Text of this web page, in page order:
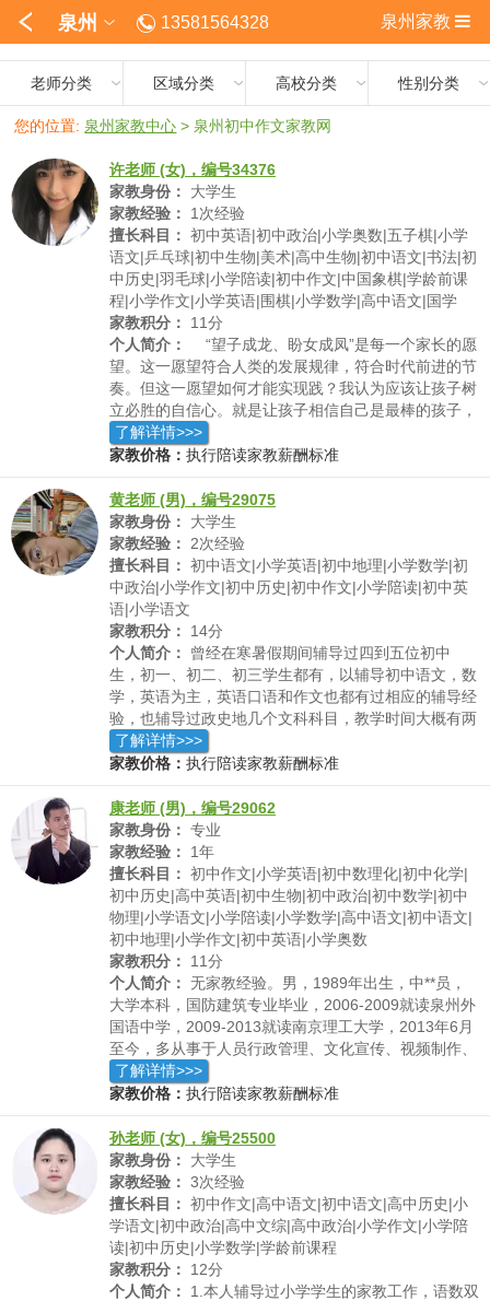
泉州 13581564328 泉州家教
老师分类 区域分类 高校分类 性别分类
您的位置: 泉州家教中心 > 泉州初中作文家教网
许老师 (女)，编号34376
家教身份：
大学生
家教经验：
1次经验
擅长科目： 初中英语|初中政治|小学奥数|五子棋|小学
语文|乒乓球|初中生物|美术|高中生物|初中语文|书法|初
中历史|羽毛球|小学陪读|初中作文|中国象棋|学龄前课
程|小学作文|小学英语|围棋|小学数学|高中语文|国学
家教积分：
11分
个人简介：
“望子成龙、盼女成凤”是每一个家长的愿
望。这一愿望符合人类的发展规律，符合时代前进的节
奏。但这一愿望如何才能实现践？我认为应该让孩子树
立必胜的自信心。就是让孩子相信自己是最棒的孩子，
无论是学习还是做任何事情，始终让孩子树立“我能
行、我能做到”的信念。同时教育孩子相信学校，相信
子保持一种乐观向上、积极进取的心态。特别是在学习
受到挫折的时候，更需要积极的鼓励，让孩子能够正确
对待学习中的遇到的一切不如意和困难，逐渐地锻造出
孩子胜不骄败不馁的思想品格。只有这样，才能使孩子
自强自立，不怕失败。
了解详情>>>
家教价格： 执行陪读家教薪酬标准
黄老师 (男)，编号29075
家教身份：
大学生
家教经验：
2次经验
擅长科目： 初中语文|小学英语|初中地理|小学数学|初
中政治|小学作文|初中历史|初中作文|小学陪读|初中英
语|小学语文
家教积分：
14分
个人简介：
曾经在寒暑假期间辅导过四到五位初中
生，初一、初二、初三学生都有，以辅导初中语文，数
学，英语为主，英语口语和作文也都有过相应的辅导经
验，也辅导过政史地几个文科科目，教学时间大概有两
个月左右，和学生能够有较好的沟通交流，在教学实践
中也相应积累了一定教学经验，学生的后续反馈也较良
了解详情>>>
家教价格： 执行陪读家教薪酬标准
康老师 (男)，编号29062
家教身份： 专业
家教经验：
1年
擅长科目： 初中作文|小学英语|初中数理化|初中化学|
初中历史|高中英语|初中生物|初中政治|初中数学|初中
物理|小学语文|小学陪读|小学数学|高中语文|初中语文|
初中地理|小学作文|初中英语|小学奥数
家教积分：
11分
个人简介： 无家教经验。男，1989年出生，中**员，
大学本科，国防建筑专业毕业，2006-2009就读泉州外
国语中学，2009-2013就读南京理工大学，2013年6月
至今，多从事于人员行政管理、文化宣传、视频制作、
活动筹划等工作，具有一定的文字功底。比较精通初高
中各科知识，长期担任科代表，参加过多次全国竞赛，
无职状态，可随时上岗工作。
了解详情>>>
家教价格： 执行陪读家教薪酬标准
孙老师 (女)，编号25500
家教身份：
大学生
家教经验： 3次经验
擅长科目： 初中作文|高中语文|初中语文|高中历史|小
学语文|初中政治|高中文综|高中政治|小学作文|小学陪
读|初中历史|小学数学|学龄前课程
家教积分：
12分
个人简介：
1.本人辅导过小学学生的家教工作，语数双